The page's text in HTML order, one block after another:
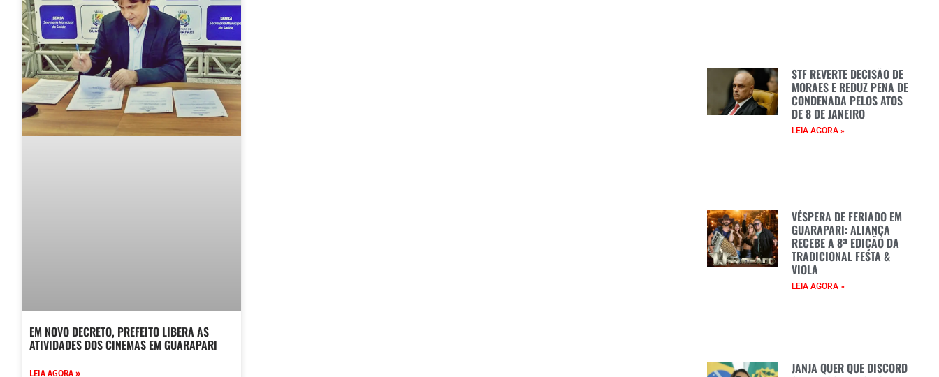
EM NOVO DECRETO, PREFEITO LIBERA AS
ATIVIDADES DOS CINEMAS EM GUARAPARI
LEIA AGORA »
STF REVERTE DECISÃO DE
MORAES E REDUZ PENA DE
CONDENADA PELOS ATOS
DE 8 DE JANEIRO
LEIA AGORA »
VÉSPERA DE FERIADO EM
GUARAPARI: ALIANÇA
RECEBE A 8ª EDIÇÃO DA
TRADICIONAL FESTA &
VIOLA
LEIA AGORA »
JANJA QUER QUE DISCORD